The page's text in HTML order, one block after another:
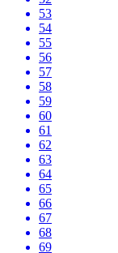
53
54
55
56
57
58
59
60
61
62
63
64
65
66
67
68
69